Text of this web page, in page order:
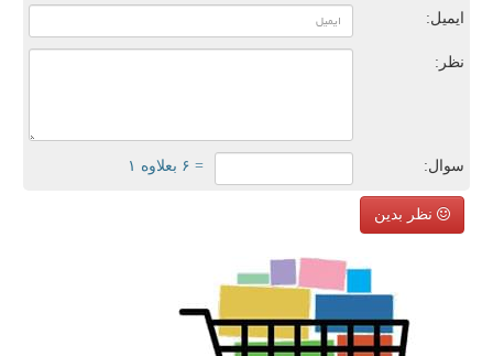
ایمیل:
نظر:
سوال: = ۶ بعلاوه ۱
نظر بدین